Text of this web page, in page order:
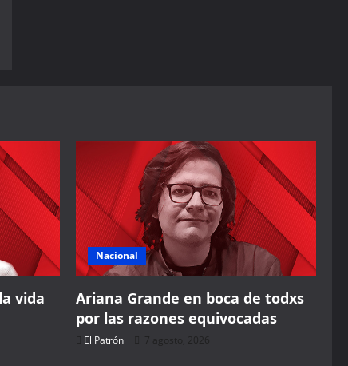
vida
Nacional
Ariana Grande en boca de todxs
por las razones equivocadas
El Patrón 7 agosto, 2026